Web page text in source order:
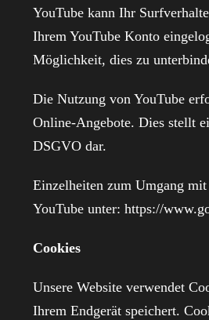
YouTube kann Ihr
Ihrem YouTube Konto
Möglichkeit, dies zu
Die Nutzung von YouTube
Online-Angebote. Dies stellt
DSGVO dar.
Einzelheiten zum Umgang
YouTube unter:https://
Cookies
Unsere Website verwendet
Ihrem Endgerät speichert.